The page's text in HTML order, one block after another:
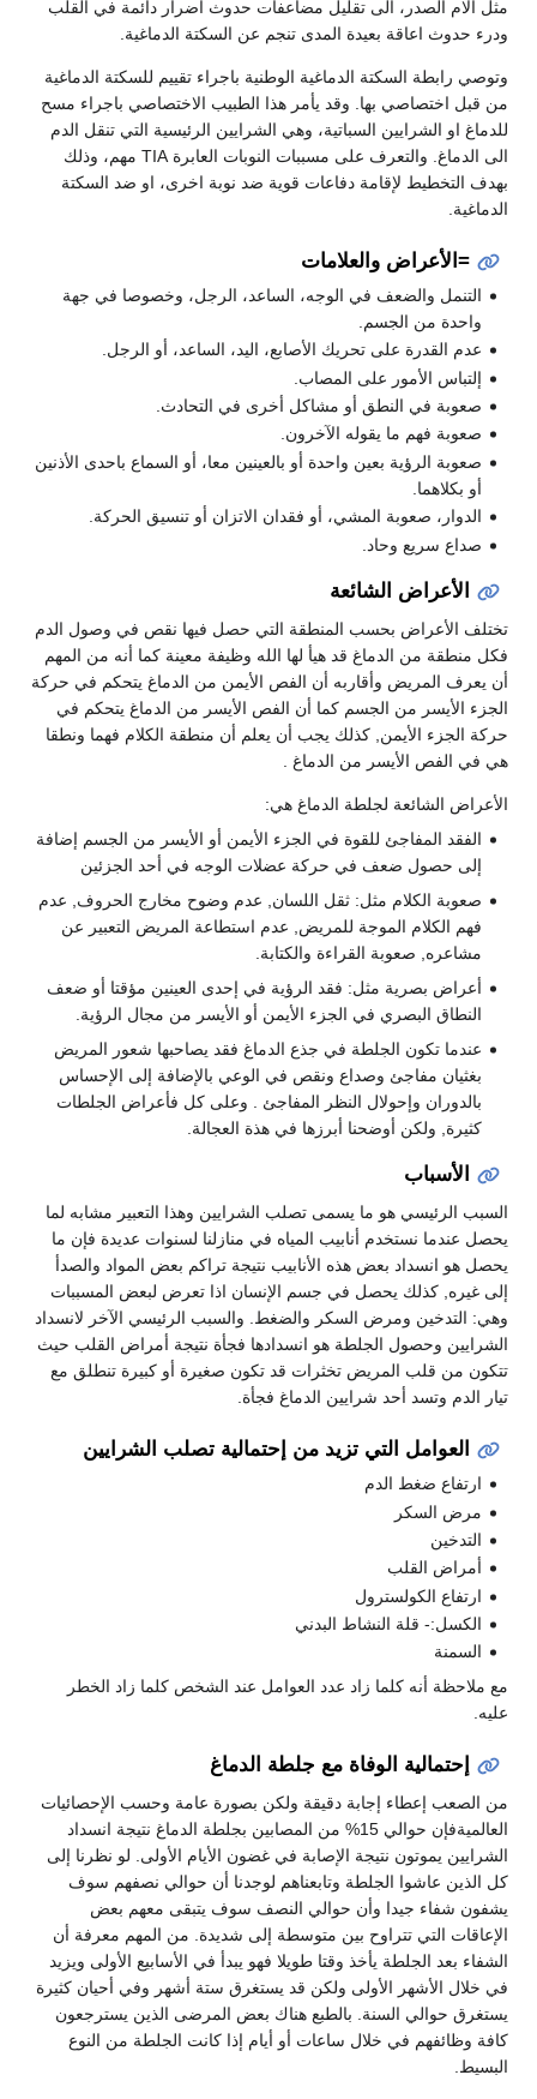
مثل آلام الصدر، الى تقليل مضاعفات حدوث اضرار دائمة في القلب
ودرء حدوث اعاقة بعيدة المدى تنجم عن السكتة الدماغية.
وتوصي رابطة السكتة الدماغية الوطنية باجراء تقييم للسكتة الدماغية
من قبل اختصاصي بها. وقد يأمر هذا الطبيب الاختصاصي باجراء مسح
للدماغ او الشرايين السباتية، وهي الشرايين الرئيسية التي تنقل الدم
الى الدماغ. والتعرف على مسببات النوبات العابرة TIA مهم، وذلك
بهدف التخطيط لإقامة دفاعات قوية ضد نوبة اخرى، او ضد السكتة
الدماغية.
=الأعراض والعلامات
التنمل والضعف في الوجه، الساعد، الرجل، وخصوصا في جهة
واحدة من الجسم.
عدم القدرة على تحريك الأصابع، اليد، الساعد، أو الرجل.
إلتباس الأمور على المصاب.
صعوبة في النطق أو مشاكل أخرى في التحادث.
صعوبة فهم ما يقوله الآخرون.
صعوبة الرؤية بعين واحدة أو بالعينين معا، أو السماع باحدى الأذنين
أو بكلاهما.
الدوار، صعوبة المشي، أو فقدان الاتزان أو تنسيق الحركة.
صداع سريع وحاد.
الأعراض الشائعة
تختلف الأعراض بحسب المنطقة التي حصل فيها نقص في وصول الدم
فكل منطقة من الدماغ قد هيأ لها الله وظيفة معينة كما أنه من المهم
أن يعرف المريض وأقاربه أن الفص الأيمن من الدماغ يتحكم في حركة
الجزء الأيسر من الجسم كما أن الفص الأيسر من الدماغ يتحكم في
حركة الجزء الأيمن, كذلك يجب أن يعلم أن منطقة الكلام فهما ونطقا
هي في الفص الأيسر من الدماغ .
الأعراض الشائعة لجلطة الدماغ هي:
الفقد المفاجئ للقوة في الجزء الأيمن أو الأيسر من الجسم إضافة
إلى حصول ضعف في حركة عضلات الوجه في أحد الجزئين
صعوبة الكلام مثل: ثقل اللسان, عدم وضوح مخارج الحروف, عدم
فهم الكلام الموجة للمريض, عدم استطاعة المريض التعبير عن
مشاعره, صعوبة القراءة والكتابة.
أعراض بصرية مثل: فقد الرؤية في إحدى العينين مؤقتا أو ضعف
النطاق البصري في الجزء الأيمن أو الأيسر من مجال الرؤية.
عندما تكون الجلطة في جذع الدماغ فقد يصاحبها شعور المريض
بغثيان مفاجئ وصداع ونقص في الوعي بالإضافة إلى الإحساس
بالدوران وإحولال النظر المفاجئ . وعلى كل فأعراض الجلطات
كثيرة, ولكن أوضحنا أبرزها في هذة العجالة.
الأسباب
السبب الرئيسي هو ما يسمى تصلب الشرايين وهذا التعبير مشابه لما
يحصل عندما نستخدم أنابيب المياه في منازلنا لسنوات عديدة فإن ما
يحصل هو انسداد بعض هذه الأنابيب نتيجة تراكم بعض المواد والصدأ
إلى غيره, كذلك يحصل في جسم الإنسان اذا تعرض لبعض المسببات
وهي: التدخين ومرض السكر والضغط. والسبب الرئيسي الآخر لانسداد
الشرايين وحصول الجلطة هو انسدادها فجأة نتيجة أمراض القلب حيث
تتكون من قلب المريض تخثرات قد تكون صغيرة أو كبيرة تنطلق مع
تيار الدم وتسد أحد شرايين الدماغ فجأة.
العوامل التي تزيد من إحتمالية تصلب الشرايين
ارتفاع ضغط الدم
مرض السكر
التدخين
أمراض القلب
ارتفاع الكولسترول
الكسل:- قلة النشاط البدني
السمنة
مع ملاحظة أنه كلما زاد عدد العوامل عند الشخص كلما زاد الخطر
عليه.
إحتمالية الوفاة مع جلطة الدماغ
من الصعب إعطاء إجابة دقيقة ولكن بصورة عامة وحسب الإحصائيات
العالميةفإن حوالي 15% من المصابين بجلطة الدماغ نتيجة انسداد
الشرايين يموتون نتيجة الإصابة في غضون الأيام الأولى. لو نظرنا إلى
كل الذين عاشوا الجلطة وتابعناهم لوجدنا أن حوالي نصفهم سوف
يشفون شفاء جيدا وأن حوالي النصف سوف يتبقى معهم بعض
الإعاقات التي تتراوح بين متوسطة إلى شديدة. من المهم معرفة أن
الشفاء بعد الجلطة يأخذ وقتا طويلا فهو يبدأ في الأسابيع الأولى ويزيد
في خلال الأشهر الأولى ولكن قد يستغرق ستة أشهر وفي أحيان كثيرة
يستغرق حوالي السنة. بالطبع هناك بعض المرضى الذين يسترجعون
كافة وظائفهم في خلال ساعات أو أيام إذا كانت الجلطة من النوع
البسيط.